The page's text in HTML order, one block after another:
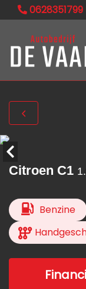
0628351799
Citroen C1
Benzine